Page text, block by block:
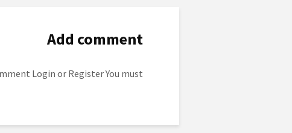
Add comment
You must
Register
Login